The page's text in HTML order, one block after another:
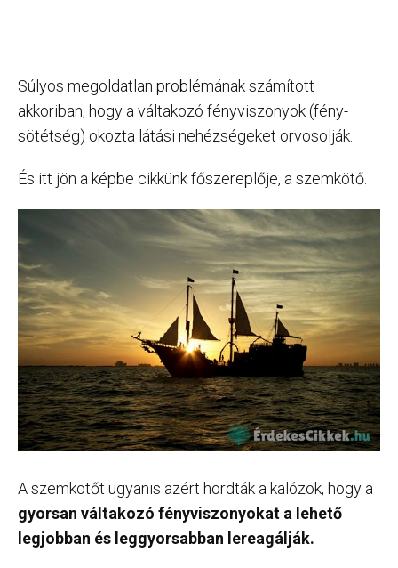
Súlyos megoldatlan problémának számított
akkoriban, hogy a váltakozó fényviszonyok (fény-
sötétség) okozta látási nehézségeket orvosolják.
És itt jön a képbe cikkünk főszereplője, a szemkötő.
A szemkötőt ugyanis azért hordták a kalózok, hogy a
gyorsan váltakozó fényviszonyokat a lehető
legjobban és leggyorsabban lereagálják.